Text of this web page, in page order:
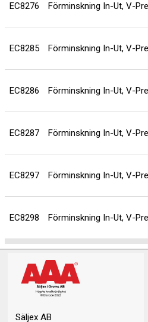
EC8276 Förminskning In-Ut, V-
EC8285 Förminskning In-Ut, V-
EC8286 Förminskning In-Ut, V-
EC8287 Förminskning In-Ut, V-
EC8297 Förminskning In-Ut, V-
EC8298 Förminskning In-Ut, V-
Säljex AB